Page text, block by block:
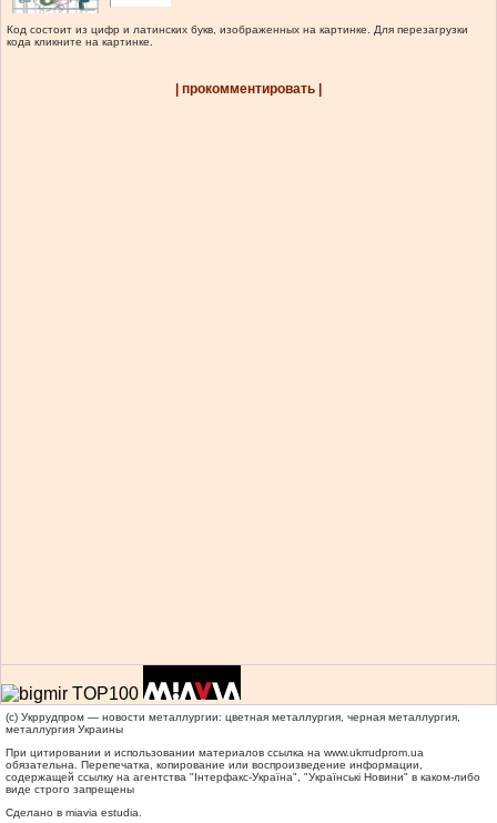
Код состоит из цифр и латинских букв, изображенных на картинке. Для перезагрузки
кода кликните на картинке.
| прокомментировать |
(c) Укррудпром — новости металлургии: цветная металлургия, черная металлургия,
металлургия Украины
При цитировании и использовании материалов ссылка на www.ukrrudprom.ua
обязательна. Перепечатка, копирование или воспроизведение информации,
содержащей ссылку на агентства "Iнтерфакс-Україна", "Українськi Новини" в каком-либо
виде строго запрещены
Сделано в miavia estudia.